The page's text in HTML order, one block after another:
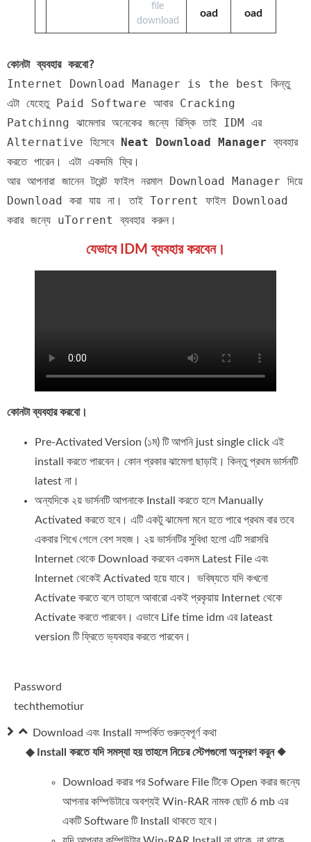
file
download
oad
oad
কোনটা ব্যব‍হার করবো?
Internet Download Manager is the best কিন্তু
এটা যেহেতু Paid Software আবার Cracking
Patchinng ঝামেলার অনেকের জন্যে রিস্কি তাই IDM এর
Alternative হিসেবে Neat Download Manager ব্যব‍হার
করতে পারেন। এটা একদমি ফ্রি।
আর আপনারা জানেন টরেন্ট ফাইল নরমাল Download Manager দিয়ে
Download করা যায় না। তাই Torrent ফাইল Download
করার জন্যে uTorrent ব্যব‍হার করুন।
যেভাবে IDM ব্যব‍হার করবেন।
কোনটা ব্যব‍হার করবো।
Pre-Activated Version (১ম) টি আপনি just single click এই
install করতে পারবেন। কোন প্রকার ঝামেলা ছাড়াই। কিন্তু প্রথম ভার্সনটি
latest না।
অন্যদিকে ২য় ভার্সনটি আপনাকে Install করতে হলে Manually
Activated করতে হবে। এটি একটু ঝামেলা মনে হতে পারে প্রথম বার তবে
একবার শিখে গেলে বেশ স‍হজ। ২য় ভার্সনটির সুবিধা হলো এটি সরাসরি
Internet থেকে Download করবেন একদম Latest File এবং
Internet থেকেই Activated হয়ে যাবে। ভবিষ্যতে যদি কখনো
Activate করতে বলে তাহলে আবারো একই প্রকৃয়ায় Internet থেকে
Activate করতে পারবেন। এভাবে Life time idm এর lateast
version টি ফ্রিতে ভ্যব‍হার করতে পারবেন।
Password
techthemotiur
Download এবং Install সম্পর্কিত গুরুত্বপূর্ণ কথা
◆Install করতে যদি সমস্যা হয় তাহলে নিচের স্টেপগুলো অনুসরণ কর‍ুন◆
Download করার পর Sofware File টিকে Open করার জন্যে
আপনার কম্পিউটারে অবশ্যই Win-RAR নামক ছোট 6 mb এর
একটি Software টি Install থাকতে হবে।